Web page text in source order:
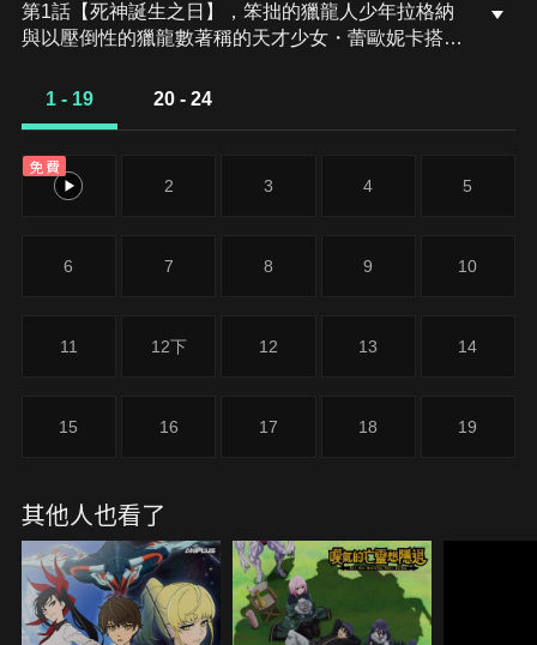
第1話【死神誕生之日】，笨拙的獵龍人少年拉格納
與以壓倒性的獵龍數著稱的天才少女・蕾歐妮卡搭
前討伐過的龍—上位龍・古流姆威迪之間的戰鬥為契
絕望及孤獨的未來自己手中繼承了最強的力量「銀氣
鬥法」。
1 - 19 20 - 24
免費
1 2 3 4 5
6 7 8 9 10
11 12下 12 13 14
15 16 17 18 19
其他人也看了